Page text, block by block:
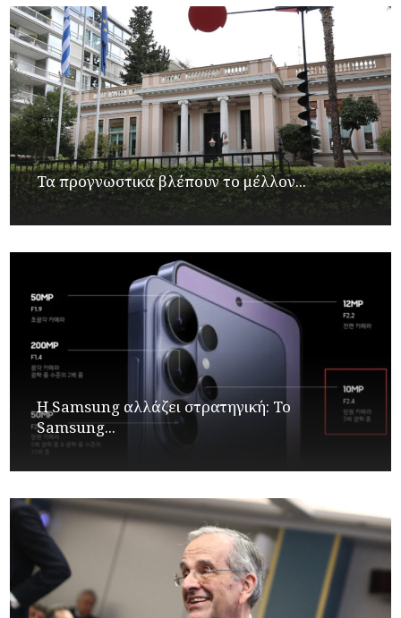
Τα προγνωστικά βλέπουν το μέλλον...
Η Samsung αλλάζει στρατηγική: Το
Samsung...